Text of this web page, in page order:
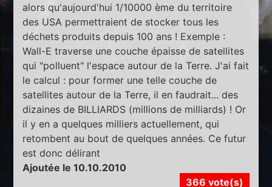
alors qu'aujourd'hui 1/10000 ème du territoire
des USA permettraient de stocker tous les
déchets produits depuis 100 ans ! Exemple :
Wall-E traverse une couche épaisse de satellites
qui "polluent" l'espace autour de la Terre. J'ai fait
le calcul : pour former une telle couche de
satellites autour de la Terre, il en faudrait... des
dizaines de BILLIARDS (millions de milliards) ! Or
il y en a quelques milliers actuellement, qui
retombent au bout de quelques années. Ce futur
est donc délirant
Ajoutée le 10.10.2010
366 vote(s)